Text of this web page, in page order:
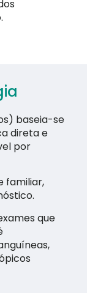
baseia-se
direta e
por
familiar,
que